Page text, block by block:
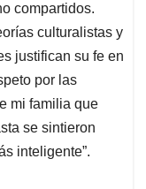
compartidos.
culturalistas y
justifican su fe en
por las
mi familia que
se sintieron
inteligente”.